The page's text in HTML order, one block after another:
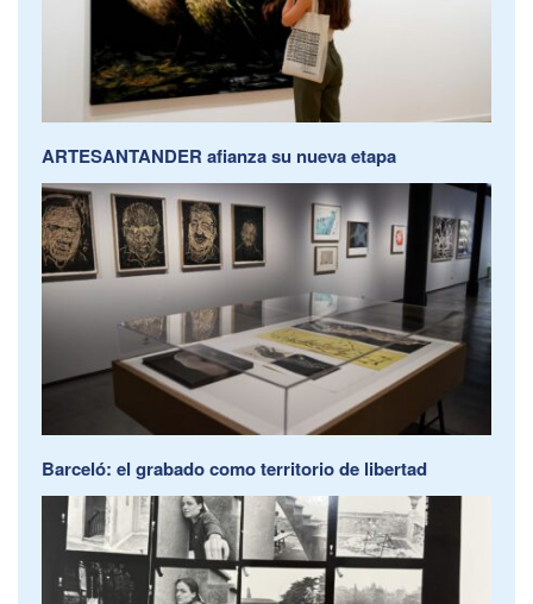
ARTESANTANDER afianza su nueva etapa
Barceló: el grabado como territorio de libertad